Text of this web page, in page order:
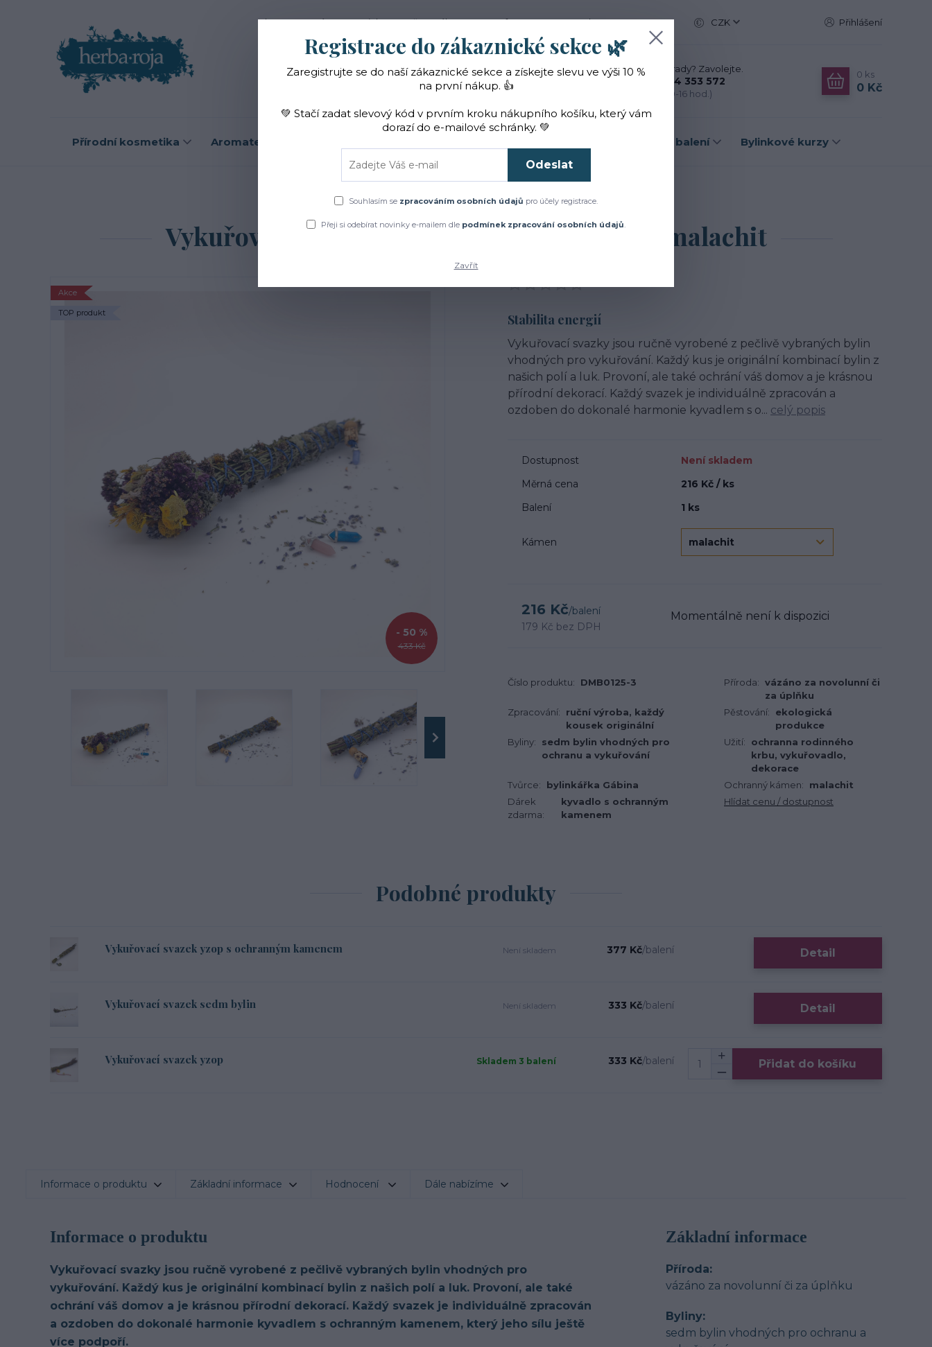
Blog O nás Novinky Vše o nákupu Reference Kontakt CZK Přihlášení
Hledat
Nevíte si rady? Zavolejte.
+420 774 353 572
(Po-Pá, 10-16 hod.)
0 ks
0 Kč
Přírodní kosmetika Aromaterapie Dárková balení Bylinkové kurzy
Bylinky Vykuřovací směsi Vykuřovací svazek sedm bylin s kyvadlem - malachit
Vykuřovací svazek sedm bylin s kyvadlem - malachit
Akce
TOP produkt
433 Kč
- 50 %
Stabilita energií
Vykuřovací svazky jsou ručně vyrobené z pečlivě vybraných bylin
vhodných pro vykuřování. Každý kus je originální kombinací bylin z
našich polí a luk. Provoní, ale také ochrání váš domov a je krásnou
přírodní dekorací. Každý svazek je individuálně zpracován a
ozdoben do dokonalé harmonie kyvadlem s o... celý popis
Dostupnost
Není skladem
Měrná cena
216 Kč / ks
Balení
1 ks
Kámen
216 Kč/balení
179 Kč bez DPH
Momentálně není k dispozici
Číslo produktu: DMB0125-3 Příroda: vázáno za novolunní či
za úplňku
Zpracování:
ruční výroba, každý
kousek originální
Pěstování:
ekologická
produkce
Byliny:
sedm bylin vhodných pro
ochranu a vykuřování
Užití:
ochranna rodinného
krbu, vykuřovadlo,
dekorace
Tvůrce:
bylinkářka Gábina Ochranný kámen:
malachit
Dárek
zdarma:
kyvadlo s ochranným
kamenem
Hlídat cenu / dostupnost
Podobné produkty
Vykuřovací svazek yzop s ochranným kamenem 377 Kč/balení
Není skladem Detail
Vykuřovací svazek sedm bylin 333 Kč/balení
Není skladem Detail
Vykuřovací svazek yzop 333 Kč/balení
Skladem 3 balení Přidat do košíku
Informace o produktu Základní informace Hodnocení Dále nabízíme
Informace o produktu
Vykuřovací svazky jsou ručně vyrobené z pečlivě vybraných bylin vhodných pro
vykuřování. Každý kus je originální kombinací bylin z našich polí a luk. Provoní, ale také
ochrání váš domov a je krásnou přírodní dekorací. Každý svazek je individuálně zpracován
a ozdoben do dokonalé harmonie kyvadlem s ochranným kamenem, který jeho sílu ještě
více podpoří.
Základní informace
Příroda
vázáno za novolunní či za úplňku
Byliny
sedm bylin vhodných pro ochranu a
Registrace do zákaznické sekce 🌿
Zaregistrujte se do naší zákaznické sekce a získejte slevu ve výši 10 %
na první nákup. 👍
💚 Stačí zadat slevový kód v prvním kroku nákupního košíku, který vám
dorazí do e-mailové schránky. 💚
Odeslat
Souhlasím se zpracováním osobních údajů pro účely registrace.
Přeji si odebírat novinky e-mailem dle podmínek zpracování osobních údajů.
Zavřít